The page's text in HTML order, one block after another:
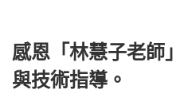
感恩「林慧子老師
與技術指導。